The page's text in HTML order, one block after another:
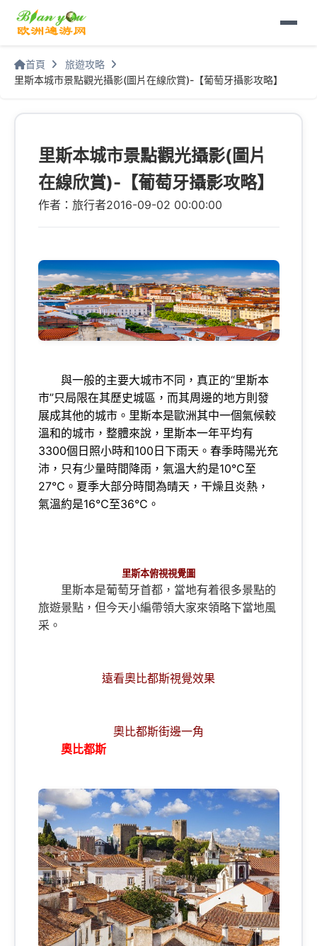
首頁
旅遊攻略
里斯本城市景點觀光攝影(圖片在線欣賞)-【葡萄牙攝影攻略】
里斯本城市景點觀光攝影(圖片
在線欣賞)-【葡萄牙攝影攻略】
作者：旅行者2016-09-02 00:00:00
與一般的主要大城市不同，真正的“里斯本
市”只局限在其歷史城區，而其周邊的地方則發
展成其他的城市。里斯本是歐洲其中一個氣候較
溫和的城市，整體來說，里斯本一年平均有
3300個日照小時和100日下雨天。春季時陽光充
沛，只有少量時間降雨，氣溫大約是10℃至
27℃。夏季大部分時間為晴天，干燥且炎熱，
氣溫約是16℃至36℃。
里斯本俯視視覺圖
里斯本是葡萄牙首都，當地有着很多景點的
旅遊景點，但今天小編帶領大家來領略下當地風
采。
遠看奧比都斯視覺效果
奧比都斯街邊一角
奧比都斯